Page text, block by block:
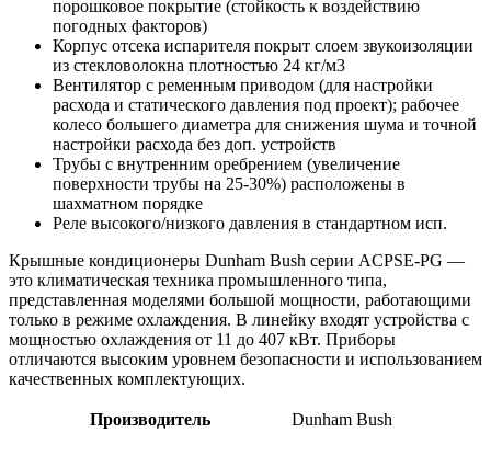
порошковое покрытие (стойкость к воздействию
погодных факторов)
Корпус отсека испарителя покрыт слоем звукоизоляции
из стекловолокна плотностью 24 кг/м3
Вентилятор с ременным приводом (для настройки
расхода и статического давления под проект); рабочее
колесо большего диаметра для снижения шума и точной
настройки расхода без доп. устройств
Трубы с внутренним оребрением (увеличение
поверхности трубы на 25-30%) расположены в
шахматном порядке
Реле высокого/низкого давления в стандартном исп.
Крышные кондиционеры Dunham Bush серии ACPSE-PG —
это климатическая техника промышленного типа,
представленная моделями большой мощности, работающими
только в режиме охлаждения. В линейку входят устройства с
мощностью охлаждения от 11 до 407 кВт. Приборы
отличаются высоким уровнем безопасности и использованием
качественных комплектующих.
Производитель Dunham Bush